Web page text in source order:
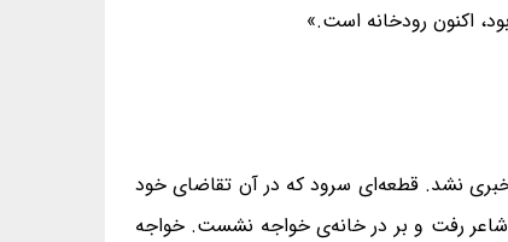
اکنون رودخانه است.»
نشد. قطعه‌ای سرود که در آن تقاضای خود
شاعر رفت و بر در خانه‌ی خواجه نشست. خواجه